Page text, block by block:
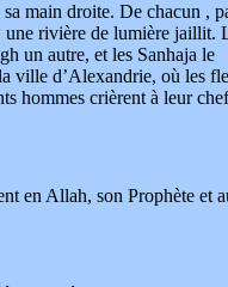
main droite. De chacun ,
une rivière de lumière jaillit.
un autre, et les Sanhaja le
ville d’Alexandrie, où les
hommes crièrent à leur
en Allah, son Prophète et